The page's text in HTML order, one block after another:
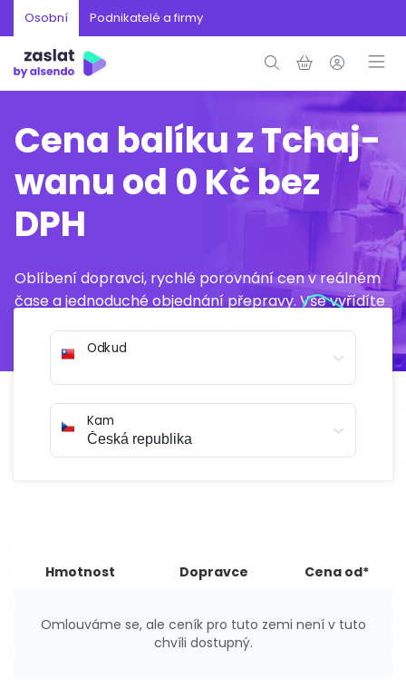
Osobní Podnikatelé a firmy
Cena balíku z Tchaj-
wanu od 0 Kč bez
DPH
Oblíbení dopravci, rychlé porovnání cen v reálném
čase a jednoduché objednání přepravy. Vše vyřídíte
Odkud
Kam
Hmotnost Dopravce Cena od*
Omlouváme se, ale ceník pro tuto zemi není v tuto
chvíli dostupný.